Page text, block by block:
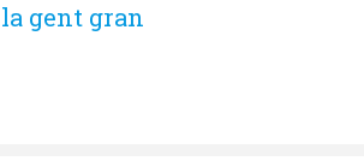
la gent gran